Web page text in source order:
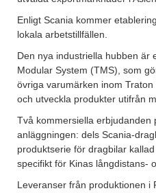
Enligt Scania kommer
lokala arbetstillfällen.
Den nya industriella hubben är
Modular System (TMS), som
övriga varumärken inom
och utveckla produkter utifrån
Två kommersiella erbjudanden
anläggningen: dels Scania-
produktserie för dragbilar
specifikt för Kinas långdistans-
Leveranser från produktionen i